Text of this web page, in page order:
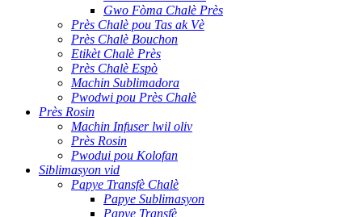
Gwo Fòma Chalè Près
Près Chalè pou Tas ak Vè
Près Chalè Bouchon
Etikèt Chalè Près
Près Chalè Espò
Machin Sublimadora
Pwodwi pou Près Chalè
Près Rosin
Machin Infuser lwil oliv
Près Rosin
Pwodui pou Kolofan
Siblimasyon vid
Papye Transfè Chalè
Papye Sublimasyon
Papye Transfè